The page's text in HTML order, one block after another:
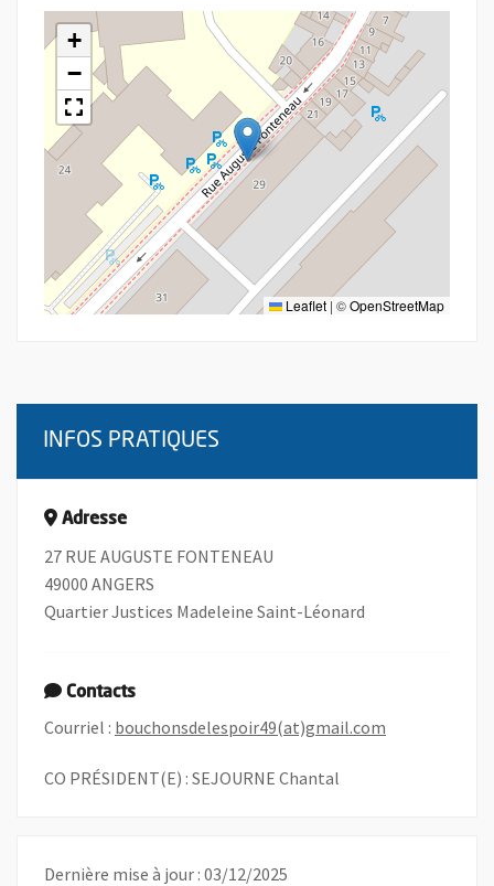
+
−
Leaflet | ©OpenStreetMap
INFOS PRATIQUES
Adresse
27 RUE AUGUSTE FONTENEAU
49000 ANGERS
Quartier Justices Madeleine Saint-Léonard
Contacts
Courriel : bouchonsdelespoir49(at)gmail.com
CO PRÉSIDENT(E) : SEJOURNE Chantal
Dernière mise à jour : 03/12/2025